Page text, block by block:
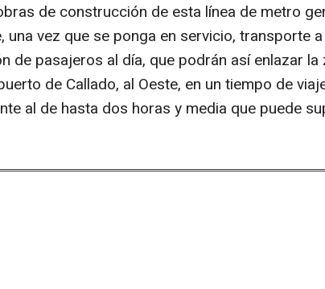
de construcción de esta línea de metro
una vez que se ponga en servicio, transporte a
de pasajeros al día, que podrán así enlazar la
de Callado, al Oeste, en un tiempo de
al de hasta dos horas y media que puede